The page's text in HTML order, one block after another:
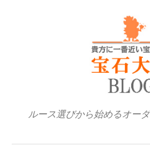
ルース選びから始めるオー